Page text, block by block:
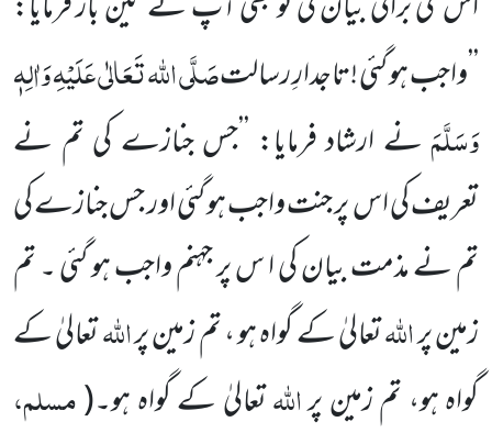
’’واجب ہو گئی !تاجدارِ رسالتصَلَّی اللہ تَعَالٰی عَلَیْہِ وَاٰلِہٖ
وَسَلَّمَنے ارشاد فرمایا: ’’جس جنازے کی تم نے
تعریف کی اس پر جنت واجب ہو گئی اور جس جنازے کی
تم نے مذمت بیان کی ا س پر جہنم واجب ہو گئی ۔ تم
زمین پراللہتعالیٰ کے گواہ ہو ، تم زمین پراللہتعالیٰ کے
گواہ ہو، تم زمین پراللہتعالیٰ کے گواہ ہو۔(مسلم،